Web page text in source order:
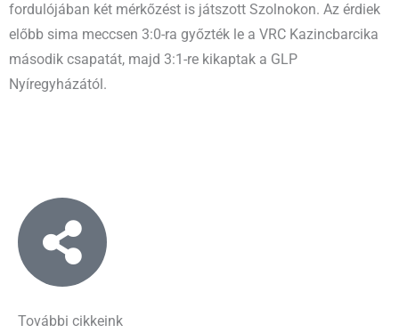
fordulójában két mérkőzést is játszott Szolnokon. Az érdiek
előbb sima meccsen 3:0-ra győzték le a VRC Kazincbarcika
második csapatát, majd 3:1-re kikaptak a GLP
Nyíregyházától.
További cikkeink